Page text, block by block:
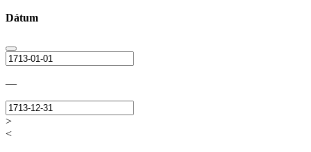
Dátum
—
>
<